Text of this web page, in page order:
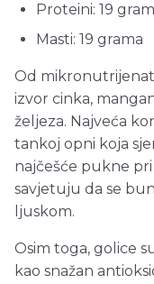
Proteini: 19
Masti: 19 grama
Od
izvor cinka,
željeza. Najveća
tankoj opni koja
najčešće pukne
savjetuju da se
ljuskom.
Osim toga, golice
kao snažan